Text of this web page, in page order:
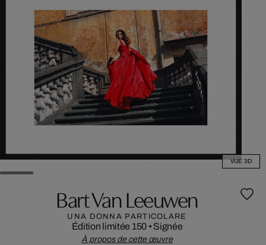
VUE 3D
Bart Van Leeuwen
UNA DONNA PARTICOLARE
Édition limitée 150 • Signée
À propos de cette œuvre